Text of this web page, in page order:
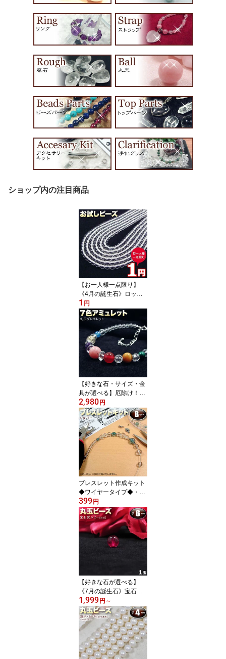
ショップ内の注目商品
【お一人様一点限り】
《4月の誕生石》ロック
クリスタル［水晶］・丸
玉ビーズ◆4mm玉◆〈5
玉入〉・パワーストー
ン・天然石・お守り・ハ
ンドメイド・手作り・パ
ーツ・お試し価格！99%
OFF【1円】
1 円
【好きな石・サイズ・金
具が選べる】厄除け！7
色アミュレット丸玉ブレ
スレット(金具タイプ/ゴ
ムタイプ)・パワーストー
ン・天然石・ハンドメイ
ド・手作り・オーダーメ
イド・☆幸運を呼ぶ7色
のパワーストーン☆ パワ
ーストーン専門店 プレゼ
ント ギフト GRAVEL
2,980円
ブレスレット作成キット
◆ワイヤータイプ◆・シ
ルバー・☆必要な部品と
作り方説明書がセットに
なってお手軽簡単☆
399円
【好きな石が選べる】
《7月の誕生石》宝石質
ルビー［紅玉］・丸玉ビ
ーズ◆6mm玉◆〈1
玉〉・パワーストーン・
天然石・お守り・ハンド
メイド・手作り・パー
ツ・☆燃え上がる情熱の
石☆
1,999円 ～